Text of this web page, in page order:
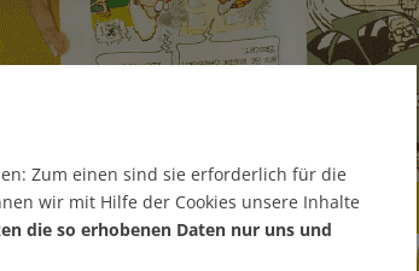
Zum einen sind sie erforderlich für die
wir mit Hilfe der Cookies unsere Inhalte
die so erhobenen Daten nur uns und